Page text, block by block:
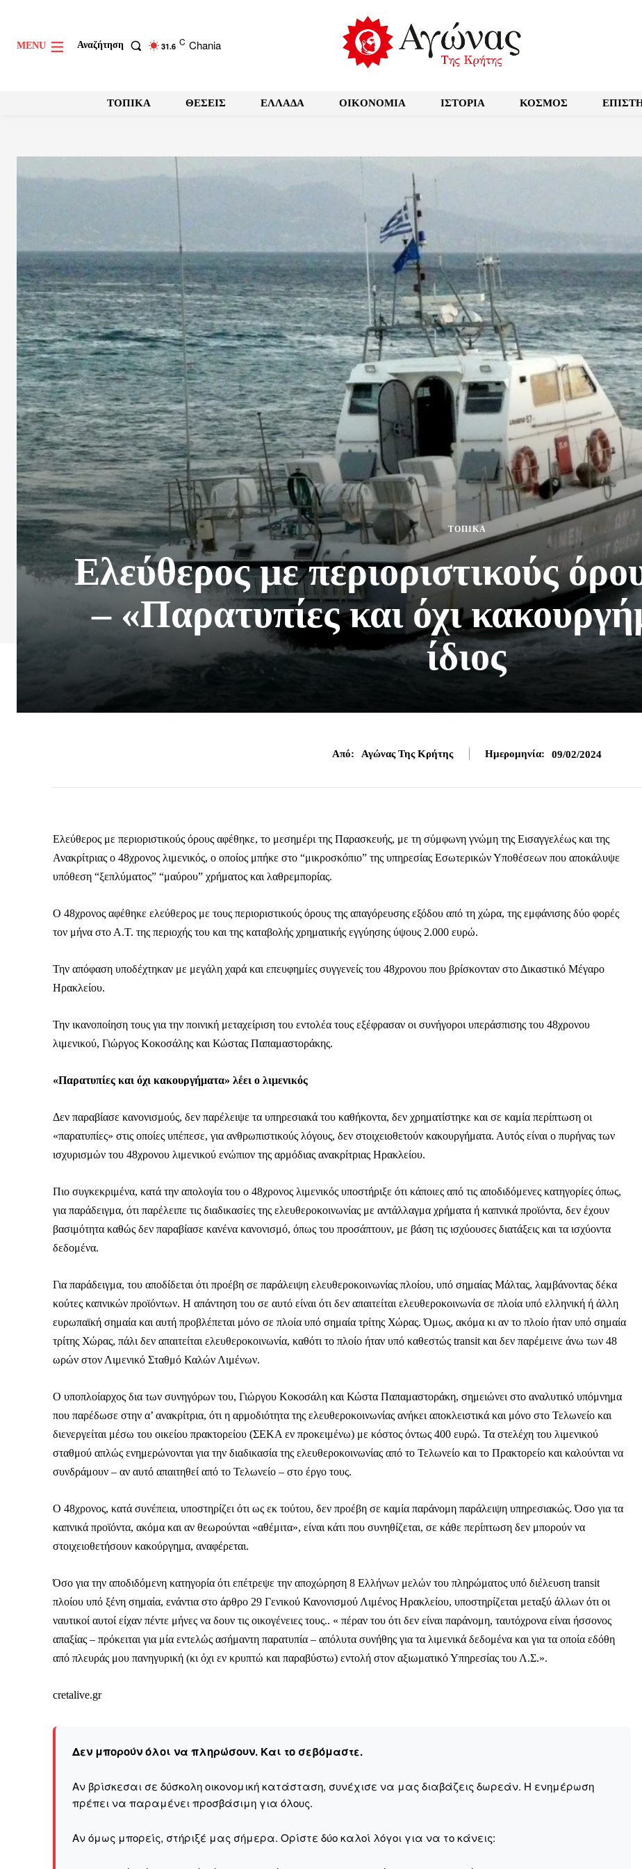
Ποιοι είμαστε
Στείλτε το άρθρο σας | Κάντε μια
Δεν μπορούν όλοι να πληρώσουν. Και το σεβόμαστε.
Αν βρίσκεσαι σε δύσκολη οικονομική κατάσταση, συνέχισε να μας διαβάζεις δωρεάν. Η
Κοστίζει λιγότερο από έναν καφέ και η διαδικασία διαρκεί λιγότερο από 1 λεπτό.
Επίλεξε σήμερα να γίνεις συνδρομητής ή δωρητής.
MENU Αναζήτηση 31.6 C Chania
ΤΟΠΙΚΑ ΘΕΣΕΙΣ ΕΛΛΑΔΑ OIKONOMIA ΙΣΤΟΡΙΑ ΚΟΣΜΟΣ
ΤΟΠΙΚΑ
Ελεύθερος με περιοριστικούς
– «Παρατυπίες και όχι
ίδιος
Από: Αγώνας Της Κρήτης Ημερομηνία: 09/02/2024
Ελεύθερος με περιοριστικούς όρους αφέθηκε, το μεσημέρι της Παρασκευής, με τη σύμφωνη γνώμη της Εισαγγελέως και της
Ανακρίτριας ο 48χρονος λιμενικός, ο οποίος μπήκε στο “μικροσκόπιο” της υπηρεσίας Εσωτερικών Υποθέσεων που αποκάλυψε
υπόθεση “ξεπλύματος” “μαύρου” χρήματος και λαθρεμπορίας.
Ο 48χρονος αφέθηκε ελεύθερος με τους περιοριστικούς όρους της απαγόρευσης εξόδου από τη χώρα, της εμφάνισης δύο φορές
τον μήνα στο Α.Τ. της περιοχής του και της καταβολής χρηματικής εγγύησης ύψους 2.000 ευρώ.
Την απόφαση υποδέχτηκαν με μεγάλη χαρά και επευφημίες συγγενείς του 48χρονου που βρίσκονταν στο Δικαστικό Μέγαρο
Ηρακλείου.
Την ικανοποίηση τους για την ποινική μεταχείριση του εντολέα τους εξέφρασαν οι συνήγοροι υπεράσπισης του 48χρονου
λιμενικού, Γιώργος Κοκοσάλης και Κώστας Παπαμαστοράκης.
«Παρατυπίες και όχι κακουργήματα» λέει ο λιμενικός
Δεν παραβίασε κανονισμούς, δεν παρέλειψε τα υπηρεσιακά του καθήκοντα, δεν χρηματίστηκε και σε καμία περίπτωση οι
«παρατυπίες» στις οποίες υπέπεσε, για ανθρωπιστικούς λόγους, δεν στοιχειοθετούν κακουργήματα. Αυτός είναι ο πυρήνας των
ισχυρισμών του 48χρονου λιμενικού ενώπιον της αρμόδιας ανακρίτριας Ηρακλείου.
Πιο συγκεκριμένα, κατά την απολογία του ο 48χρονος λιμενικός υποστήριξε ότι κάποιες από τις αποδιδόμενες κατηγορίες όπως,
για παράδειγμα, ότι παρέλειπε τις διαδικασίες της ελευθεροκοινωνίας με αντάλλαγμα χρήματα ή καπνικά προϊόντα, δεν έχουν
βασιμότητα καθώς δεν παραβίασε κανένα κανονισμό, όπως του προσάπτουν, με βάση τις ισχύουσες διατάξεις και τα ισχύοντα
δεδομένα.
Για παράδειγμα, του αποδίδεται ότι προέβη σε παράλειψη ελευθεροκοινωνίας πλοίου, υπό σημαίας Μάλτας, λαμβάνοντας δέκα
κούτες καπνικών προϊόντων. Η απάντηση του σε αυτό είναι ότι δεν απαιτείται ελευθεροκοινωνία σε πλοία υπό ελληνική ή άλλη
ευρωπαϊκή σημαία και αυτή προβλέπεται μόνο σε πλοία υπό σημαία τρίτης Χώρας. Όμως, ακόμα κι αν το πλοίο ήταν υπό σημαία
τρίτης Χώρας, πάλι δεν απαιτείται ελευθεροκοινωνία, καθότι το πλοίο ήταν υπό καθεστώς transit και δεν παρέμεινε άνω των 48
ωρών στον Λιμενικό Σταθμό Καλών Λιμένων.
Ο υποπλοίαρχος δια των συνηγόρων του, Γιώργου Κοκοσάλη και Κώστα Παπαμαστοράκη, σημειώνει στο αναλυτικό υπόμνημα
που παρέδωσε στην α’ ανακρίτρια, ότι η αρμοδιότητα της ελευθεροκοινωνίας ανήκει αποκλειστικά και μόνο στο Τελωνείο και
διενεργείται μέσω του οικείου πρακτορείου (ΣΕΚΑ εν προκειμένω) με κόστος όντως 400 ευρώ. Τα στελέχη του λιμενικού
σταθμού απλώς ενημερώνονται για την διαδικασία της ελευθεροκοινωνίας από το Τελωνείο και το Πρακτορείο και καλούνται να
συνδράμουν – αν αυτό απαιτηθεί από το Τελωνείο – στο έργο τους.
Ο 48χρονος, κατά συνέπεια, υποστηρίζει ότι ως εκ τούτου, δεν προέβη σε καμία παράνομη παράλειψη υπηρεσιακώς. Όσο για τα
καπνικά προϊόντα, ακόμα και αν θεωρούνται «αθέμιτα», είναι κάτι που συνηθίζεται, σε κάθε περίπτωση δεν μπορούν να
στοιχειοθετήσουν κακούργημα, αναφέρεται.
Όσο για την αποδιδόμενη κατηγορία ότι επέτρεψε την αποχώρηση 8 Ελλήνων μελών του πληρώματος υπό διέλευση transit
πλοίου υπό ξένη σημαία, ενάντια στο άρθρο 29 Γενικού Κανονισμού Λιμένος Ηρακλείου, υποστηρίζεται μεταξύ άλλων ότι οι
ναυτικοί αυτοί είχαν πέντε μήνες να δουν τις οικογένειες τους.. « πέραν του ότι δεν είναι παράνομη, ταυτόχρονα είναι ήσσονος
απαξίας – πρόκειται για μία εντελώς ασήμαντη παρατυπία – απόλυτα συνήθης για τα λιμενικά δεδομένα και για τα οποία εδόθη
από πλευράς μου πανηγυρική (κι όχι εν κρυπτώ και παραβύστω) εντολή στον αξιωματικό Υπηρεσίας του Λ.Σ.».
cretalive.gr
Δεν μπορούν όλοι να πληρώσουν. Και το σεβόμαστε.
Αν βρίσκεσαι σε δύσκολη οικονομική κατάσταση, συνέχισε να μας διαβάζεις δωρεάν. Η ενημέρωση
πρέπει να παραμένει προσβάσιμη για όλους.
Αν όμως μπορείς, στήριξέ μας σήμερα. Ορίστε δύο καλοί λόγοι για να το κάνεις: